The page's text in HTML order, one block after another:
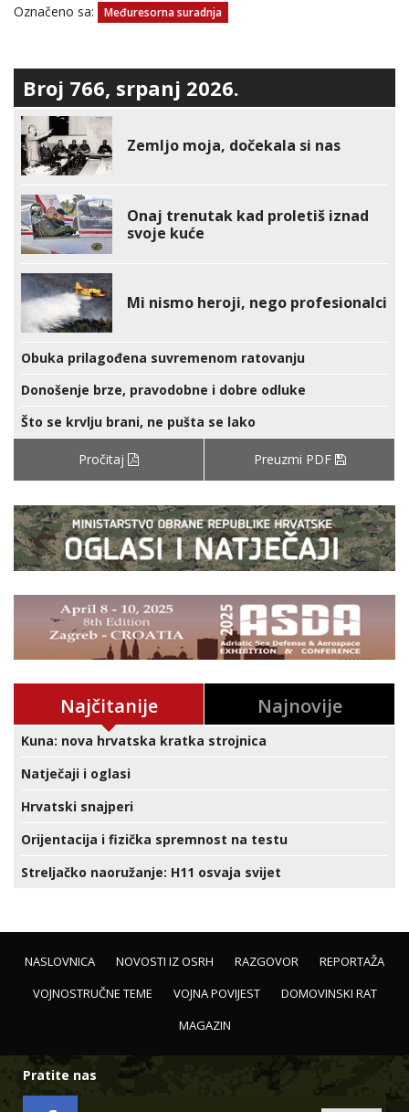
Označeno sa: Međuresorna suradnja
Broj 766, srpanj 2026.
Zemljo moja, dočekala si nas
Onaj trenutak kad proletiš iznad
svoje kuće
Mi nismo heroji, nego profesionalci
Obuka prilagođena suvremenom ratovanju
Donošenje brze, pravodobne i dobre odluke
Što se krvlju brani, ne pušta se lako
Pročitaj Preuzmi PDF
Najčitanije Najnovije
Kuna: nova hrvatska kratka strojnica
Natječaji i oglasi
Hrvatski snajperi
Orijentacija i fizička spremnost na testu
Streljačko naoružanje: H11 osvaja svijet
NASLOVNICA NOVOSTI IZ OSRH RAZGOVOR
REPORTAŽA
VOJNOSTRUČNE TEME
VOJNA POVIJEST
DOMOVINSKI RAT
MAGAZIN
Pratite nas